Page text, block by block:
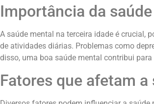
Importância da
A saúde mental na terceira idade é crucial,
de atividades diárias. Problemas como
disso, uma boa saúde mental contribui
Fatores que afetam